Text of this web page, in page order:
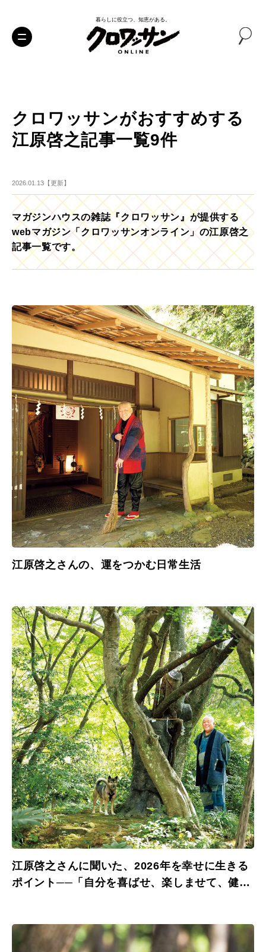
暮らしに役立つ、知恵がある。
クロワッサンがおすすめする
江原啓之記事一覧9件
2026.01.13【更新】
マガジンハウスの雑誌『クロワッサン』が提供する
webマガジン「クロワッサンオンライン」の江原啓之
記事一覧です。
江原啓之さんの、運をつかむ日常生活
江原啓之さんに聞いた、2026年を幸せに生きる
ポイント──「自分を喜ばせ、楽しませて、健や